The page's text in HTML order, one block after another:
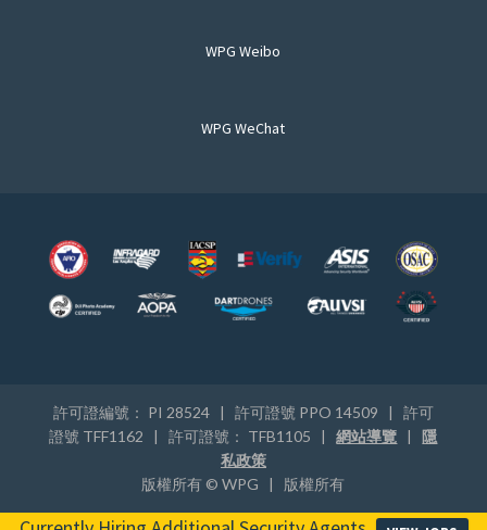
WPG Weibo
WPG WeChat
許可證編號： PI 28524 | 許可證號 PPO 14509 | 許可
證號 TFF1162 | 許可證號： TFB1105 |網站導覽 | 隱
私政策
版權所有 © WPG | 版權所有